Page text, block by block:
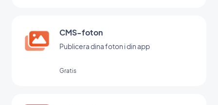
CMS-foton
Publicera dina foton i din app
Gratis